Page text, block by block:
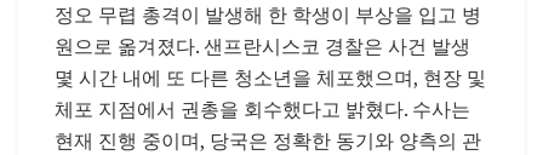
정오 무렵 총격이 발생해 한 학생이 부상을 입고 병
원으로 옮겨졌다. 샌프란시스코 경찰은 사건 발생
몇 시간 내에 또 다른 청소년을 체포했으며, 현장 및
체포 지점에서 권총을 회수했다고 밝혔다. 수사는
현재 진행 중이며, 당국은 정확한 동기와 양측의 관